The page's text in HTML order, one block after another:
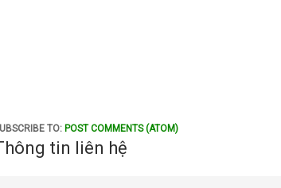
TO: POST COMMENTS (ATOM)
tin liên hệ